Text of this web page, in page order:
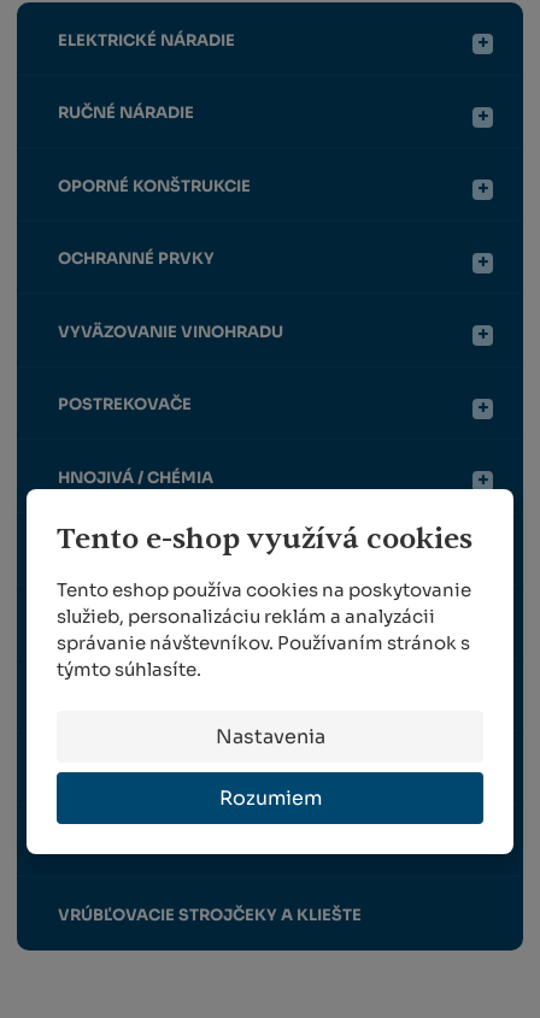
Tento e-shop využívá cookies
Tento eshop používa cookies na poskytovanie
služieb, personalizáciu reklám a analyzácii
správanie návštevníkov. Používaním stránok s
týmto súhlasíte.
Nastavenia
Rozumiem
ELEKTRICKÉ NÁRADIE
RUČNÉ NÁRADIE
OPORNÉ KONŠTRUKCIE
OCHRANNÉ PRVKY
VYVÄZOVANIE VINOHRADU
POSTREKOVAČE
HNOJIVÁ / CHÉMIA
TRÁVNE OSIVO
SADENICE RÉVY VINNEJ
NÁHRADNÉ DIELY BERGER
VRÚBĽOVACIE STROJČEKY A KLIEŠTE